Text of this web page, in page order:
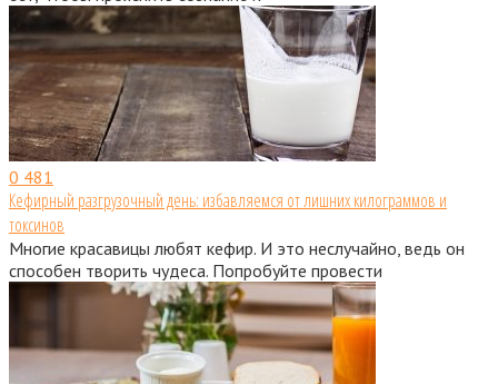
0 481
Кефирный разгрузочный день: избавляемся от лишних килограммов и
токсинов
Многие красавицы любят кефир. И это неслучайно, ведь он
способен творить чудеса. Попробуйте провести